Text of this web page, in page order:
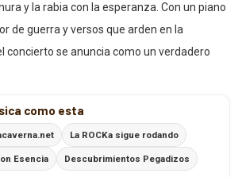
y la rabia con la esperanza. Con un piano
de guerra y versos que arden en la
concierto se anuncia como un verdadero
como esta
La ROCKa sigue rodando
Esencia Descubrimientos Pegadizos